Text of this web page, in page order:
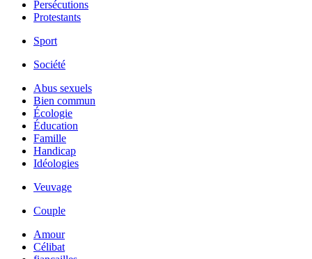
Persécutions
Protestants
Sport
Société
Abus sexuels
Bien commun
Écologie
Éducation
Famille
Handicap
Idéologies
Veuvage
Couple
Amour
Célibat